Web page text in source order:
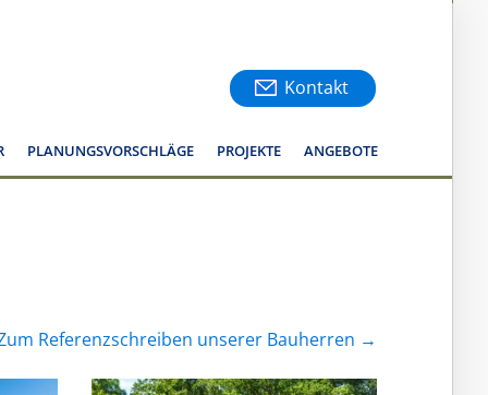
Kontakt
PLANUNGSVORSCHLÄGE PROJEKTE ANGEBOTE
Referenzschreiben unserer Bauherren →